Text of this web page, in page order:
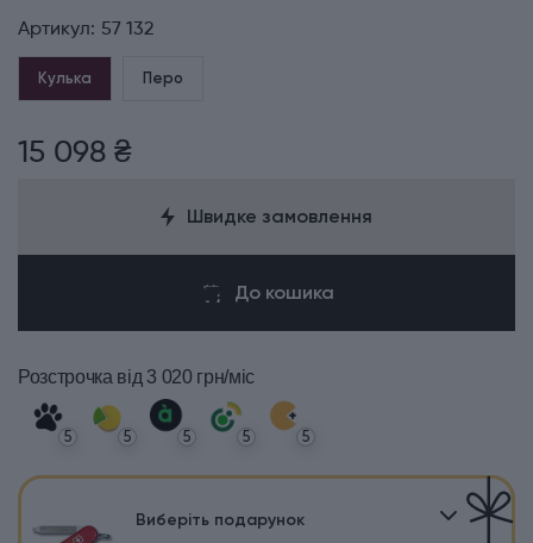
Артикул: 57 132
Кулька Перо
15 098 ₴
Швидке замовлення
До кошика
Розстрочка від 3 020 грн/міс
5 5 5 5 5
Виберіть подарунок